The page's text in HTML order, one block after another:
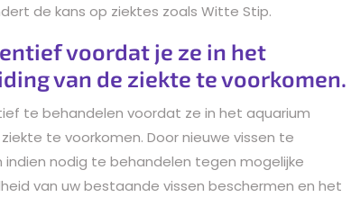
de kans op ziektes zoals Witte Stip.
voordat je ze in het
van de ziekte te voorkomen.
te behandelen voordat ze in het aquarium
te voorkomen. Door nieuwe vissen te
nodig te behandelen tegen mogelijke
van uw bestaande vissen beschermen en het